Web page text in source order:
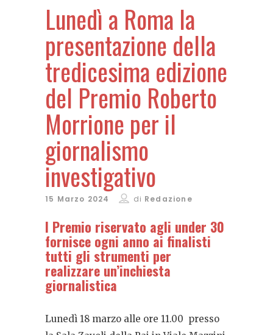
Lunedì a Roma la
presentazione della
tredicesima edizione
del Premio Roberto
Morrione per il
giornalismo
investigativo
15 Marzo 2024 di Redazione
l Premio riservato agli under 30
fornisce ogni anno ai finalisti
tutti gli strumenti per
realizzare un’inchiesta
giornalistica
Lunedì 18 marzo alle ore 11.00 presso